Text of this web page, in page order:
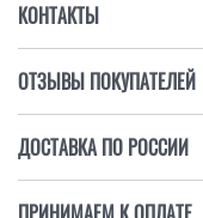
КОНТАКТЫ
ОТЗЫВЫ ПОКУПАТЕЛЕЙ
ДОСТАВКА ПО РОССИИ